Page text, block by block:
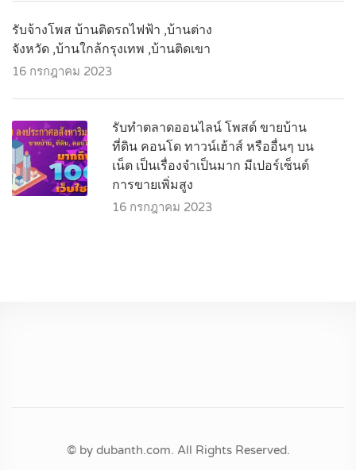
รับจ้างโพส บ้านติดรถไฟฟ้า ,บ้านต่าง
จังหวัด ,บ้านใกล้กรุงเทพ ,บ้านติดเขา
16 กรกฎาคม 2023
รับทำตลาดออนไลน์ โพสต์ ขายบ้าน
ที่ดิน คอนโด ทาวน์เฮ้าส์ หรืออื่นๆ บน
เน็ต เป็นเรื่องจำเป็นมาก มีเปอร์เซ็นต์
การขายเพิ่มสูง
16 กรกฎาคม 2023
© by dubanth.com. All Rights Reserved.